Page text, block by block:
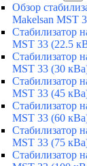
Обзор
Makelsan MST
Стабилизатор
MST 33 (22.5
Стабилизатор
MST 33 (30
Стабилизатор
MST 33 (45
Стабилизатор
MST 33 (60
Стабилизатор
MST 33 (75
Стабилизатор